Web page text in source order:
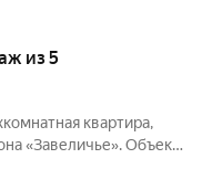
из 5
квартира,
«Завеличье». Объект